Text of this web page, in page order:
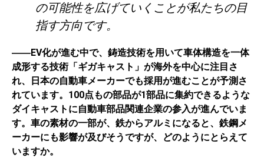
の可能性を広げていくことが私たちの目
指す方向です。
――EV化が進む中で、鋳造技術を用いて車体構造を一体
成形する技術「ギガキャスト」が海外を中心に注目さ
れ、日本の自動車メーカーでも採用が進むことが予測さ
れています。100点もの部品が1部品に集約できるような
ダイキャストに自動車部品関連企業の参入が進んでいま
す。車の素材の一部が、鉄からアルミになると、鉄鋼メ
ーカーにも影響が及びそうですが、どのようにとらえて
いますか。